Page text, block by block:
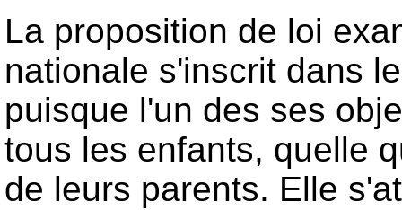
La proposition de loi
nationale s'inscrit dans
puisque l'un des ses
tous les enfants, quelle
de leurs parents. Elle